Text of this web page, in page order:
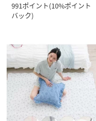
991ポイント(10%ポイント
バック)